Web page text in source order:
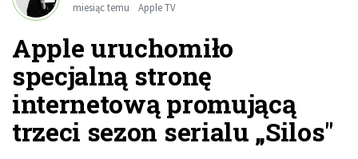
miesiąc temu Apple TV
Apple uruchomiło
specjalną stronę
internetową promującą
trzeci sezon serialu „Silos"